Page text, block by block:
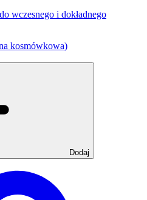
wczesnego i dokładnego
kosmówkowa)
Dodaj